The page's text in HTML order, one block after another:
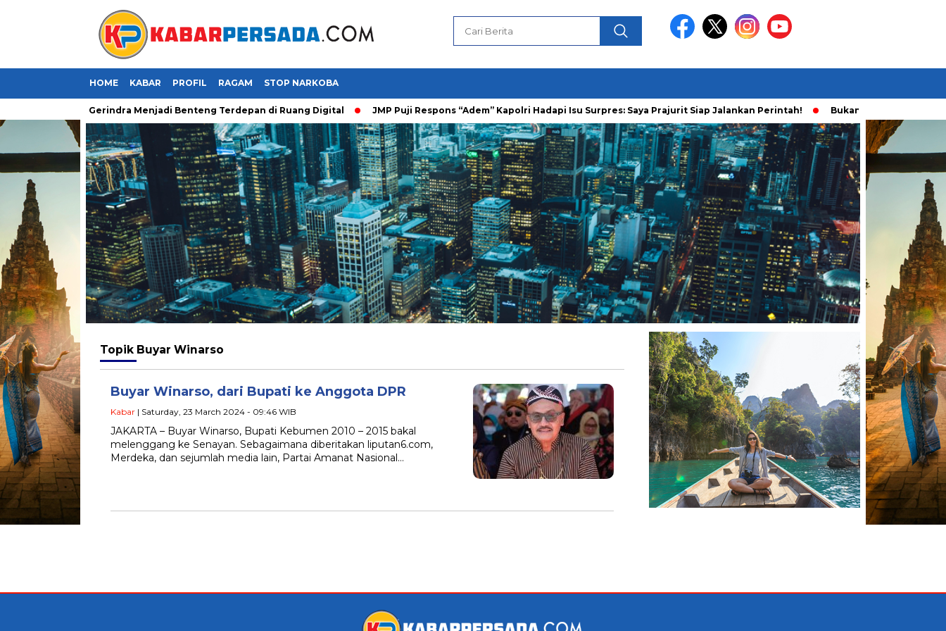
HOME KABAR PROFIL RAGAM STOP NARKOBA
Saatnya Kader Gerindra Menjadi Benteng Terdepan di Ruang Digital JMP Puji Respons “Adem” Kapolri Hadapi Isu Surpres: Saya Prajurit Siap Jalankan Perintah! Bukan Main Sendiri, Ini
Topik Buyar Winarso
Buyar Winarso, dari Bupati ke Anggota DPR
Kabar | Saturday, 23 March 2024 - 09:46 WIB
JAKARTA – Buyar Winarso, Bupati Kebumen 2010 – 2015 bakal
melenggang ke Senayan. Sebagaimana diberitakan liputan6.com,
Merdeka, dan sejumlah media lain, Partai Amanat Nasional…